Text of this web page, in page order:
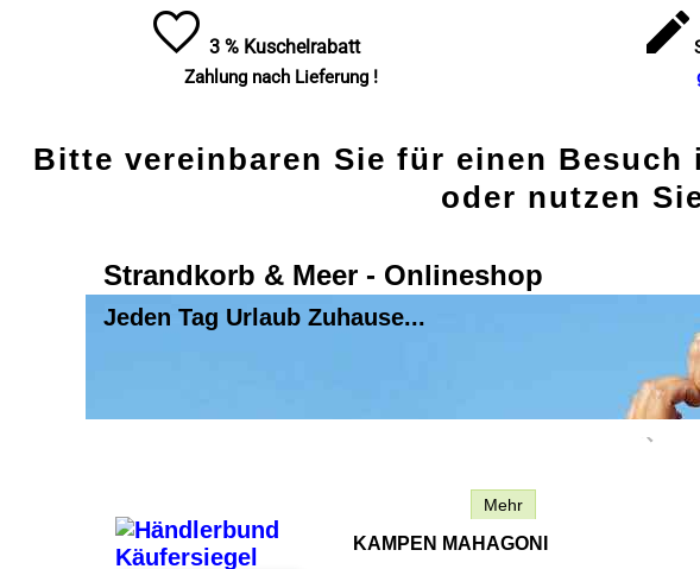
3 % Kuschelrabatt
Zahlung nach Lieferung !
Bitte vereinbaren Sie für einen
oder nutzen
Strandkorb & Meer - Onlineshop
Jeden Tag Urlaub Zuhause...
Mehr
KAMPEN MAHAGONI